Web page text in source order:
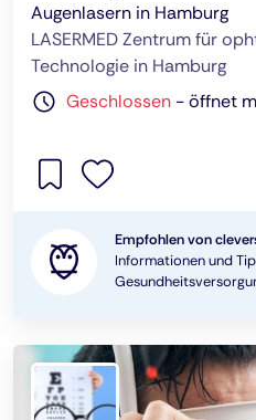
Augenlasern in Hamburg
LASERMED Zentrum für
Technologie in Hamburg
Geschlossen -öffnet
Empfohlen von
Informationen und